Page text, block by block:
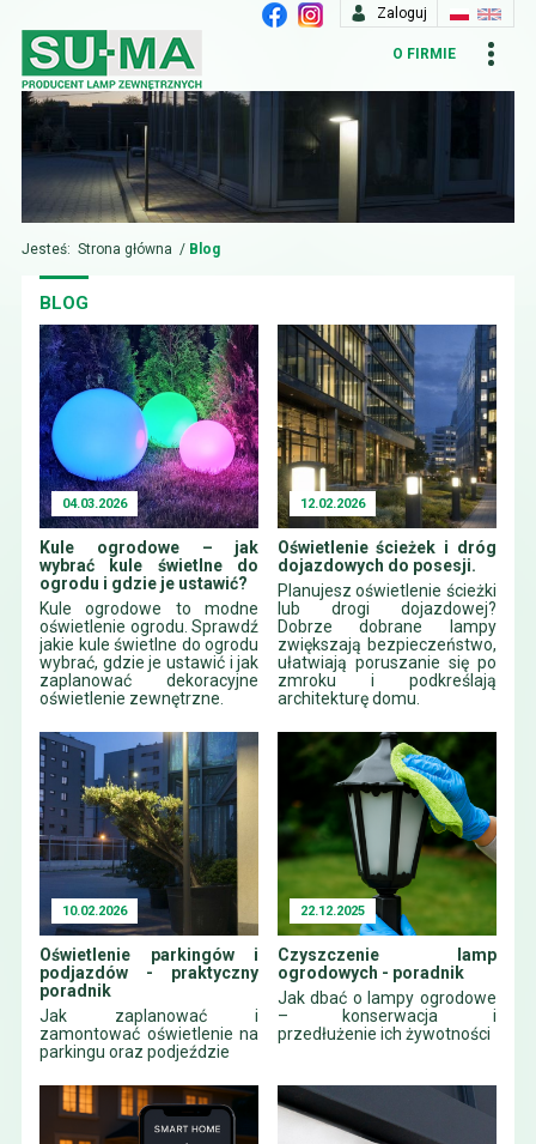
Zaloguj
O FIRMIE
Jesteś: Strona główna / Blog
BLOG
04.03.2026
Kule ogrodowe – jak
wybrać kule świetlne do
ogrodu i gdzie je ustawić?
Kule ogrodowe to modne
oświetlenie ogrodu. Sprawdź
jakie kule świetlne do ogrodu
wybrać, gdzie je ustawić i jak
zaplanować dekoracyjne
oświetlenie zewnętrzne.
12.02.2026
Oświetlenie ścieżek i dróg
dojazdowych do posesji.
Planujesz oświetlenie ścieżki
lub drogi dojazdowej?
Dobrze dobrane lampy
zwiększają bezpieczeństwo,
ułatwiają poruszanie się po
zmroku i podkreślają
architekturę domu.
10.02.2026
Oświetlenie parkingów i
podjazdów - praktyczny
poradnik
Jak zaplanować i
zamontować oświetlenie na
parkingu oraz podjeździe
22.12.2025
Czyszczenie lamp
ogrodowych - poradnik
Jak dbać o lampy ogrodowe
– konserwacja i
przedłużenie ich żywotności